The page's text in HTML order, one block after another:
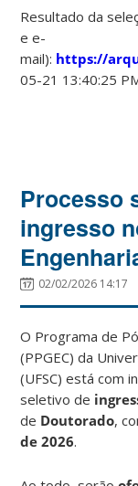
Resultado da
e e-
mail): https://
05-21 13:40:25
Processo
ingresso
02/02/2026 14:17
O Programa de
(PPGEC) da
(UFSC) está com
seletivo de
de Doutorado,
de 2026.